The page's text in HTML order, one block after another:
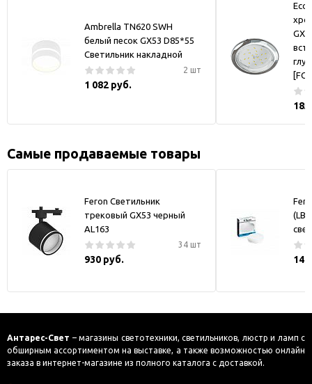
Ambrella TN620 SWH
белый песок GX53 D85*55
Светильник накладной
2 шт
1 082 руб.
Самые продаваемые товары
Feron Светильник
трековый GX53 черный
AL163
34 шт
930 руб.
(LB-
Антарес-Свет – магазины светотехники, светильников, люстр и ламп с
обширным ассортиментом на выставке, а также возможностью онлайн
заказа в интернет-магазине из полного каталога с доставкой.